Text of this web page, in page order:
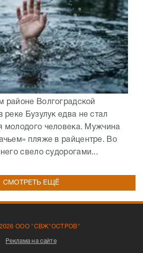
районе Волгоградской
реке Бузулук едва не стал
молодого человека. Мужчина
пляже в райцентре. Во
свело судорогами...
СМОТРЕТЬ ЕЩЁ
2026 ООО "СВЖ"ОСТРОВ"
Реклама на сайте